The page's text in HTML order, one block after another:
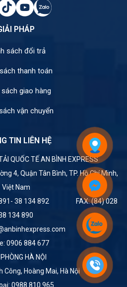
PHÁP
sách đổi trả
thanh toán
sách giao hàng
vận chuyển
TIN LIÊN HỆ
QUỐC TẾ AN BÌNH EXPRESS
4, Quận Tân Bình, TP. Hồ Chí Minh,
Việt Nam
891- 38 134 892 FAX: (84) 028
134 890
0906 884 677
HÀ NỘI
Công, Hoàng Mai, Hà Nội
0988 810 965